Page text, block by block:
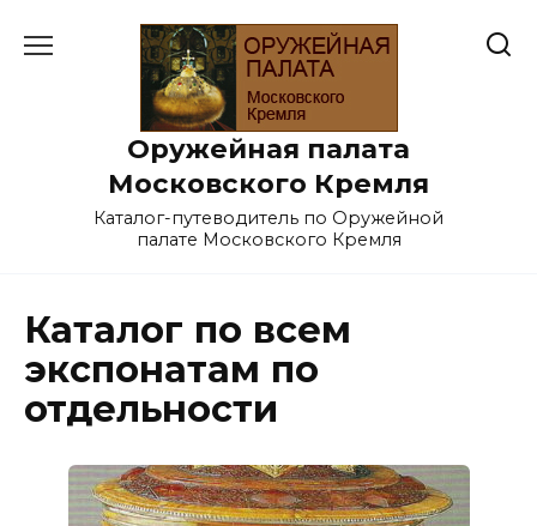
Оружейная палата
Московского Кремля
Каталог-путеводитель по Оружейной
палате Московского Кремля
Каталог по всем
экспонатам по
отдельности